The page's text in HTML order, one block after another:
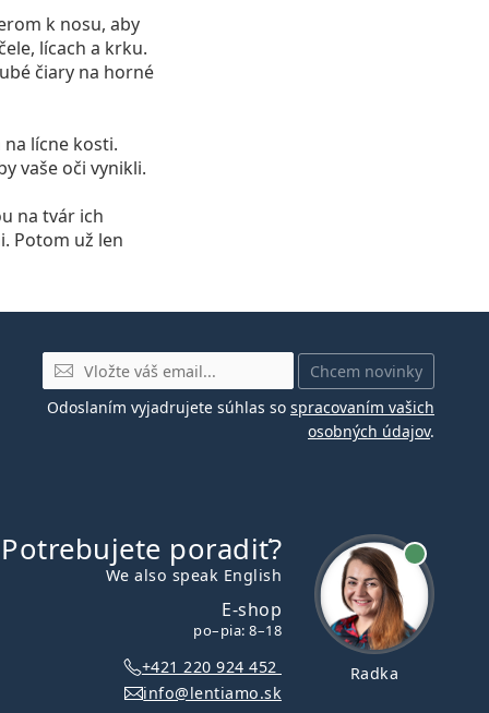
k nosu, aby
lícach a krku.
čiary na horné
lícne kosti.
vaše oči vynikli.
na tvár ich
Potom už len
E-mail
Chcem novinky
Odoslaním vyjadrujete súhlas so spracovaním vašich
osobných údajov.
Radka
Potrebujete poradiť?
We also speak English
E-shop
po–pia: 8–18
+421 220 924 452
info@lentiamo.sk